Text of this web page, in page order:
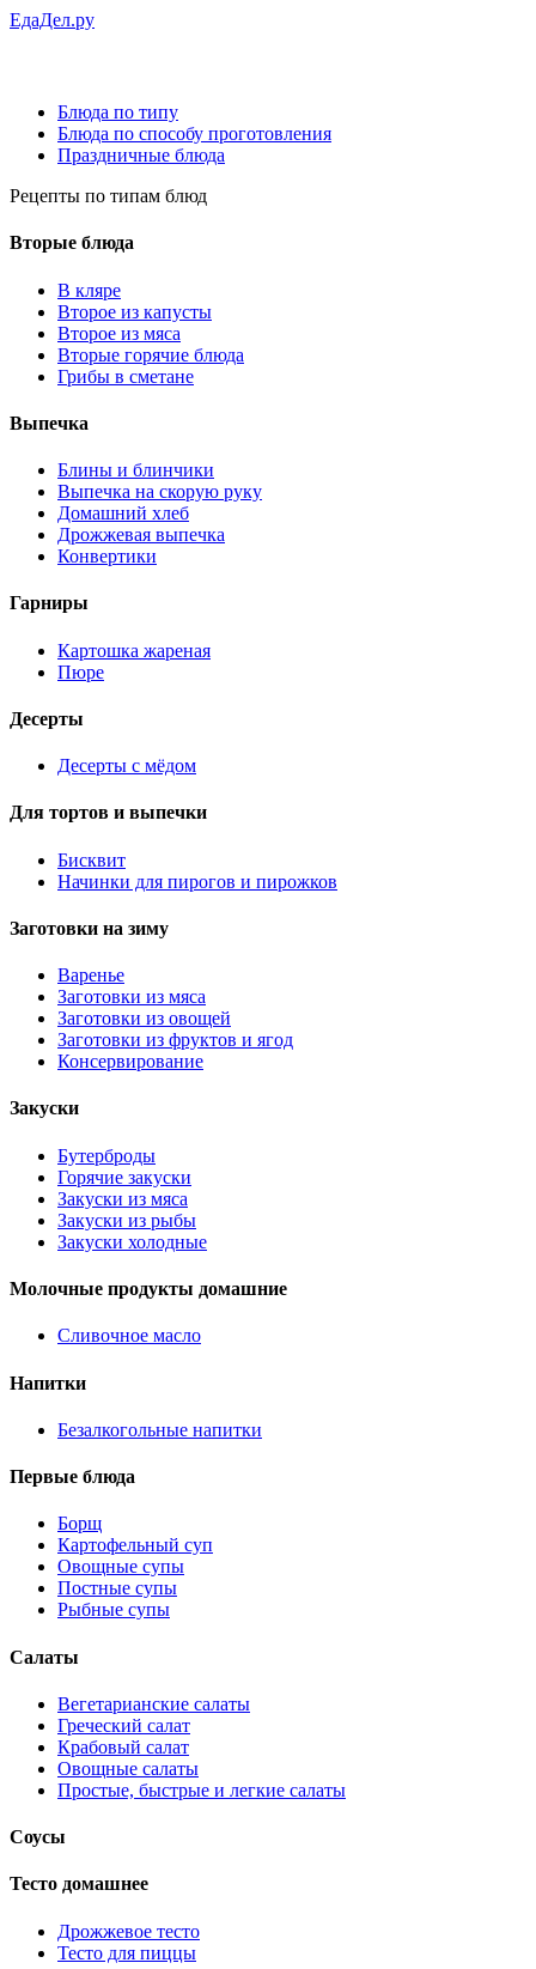
ЕдаДел.ру
Блюда по типу
Блюда по способу проготовления
Праздничные блюда
Рецепты по типам блюд
Вторые блюда
В кляре
Второе из капусты
Второе из мяса
Вторые горячие блюда
Грибы в сметане
Выпечка
Блины и блинчики
Выпечка на скорую руку
Домашний хлеб
Дрожжевая выпечка
Конвертики
Гарниры
Картошка жареная
Пюре
Десерты
Десерты с мёдом
Для тортов и выпечки
Бисквит
Начинки для пирогов и пирожков
Заготовки на зиму
Варенье
Заготовки из мяса
Заготовки из овощей
Заготовки из фруктов и ягод
Консервирование
Закуски
Бутерброды
Горячие закуски
Закуски из мяса
Закуски из рыбы
Закуски холодные
Молочные продукты домашние
Сливочное масло
Напитки
Безалкогольные напитки
Первые блюда
Борщ
Картофельный суп
Овощные супы
Постные супы
Рыбные супы
Салаты
Вегетарианские салаты
Греческий салат
Крабовый салат
Овощные салаты
Простые, быстрые и легкие салаты
Соусы
Тесто домашнее
Дрожжевое тесто
Тесто для пиццы